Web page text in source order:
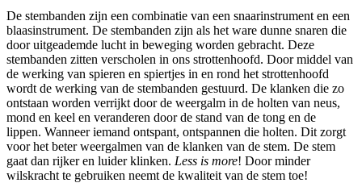
De stembanden zijn een combinatie van een snaarinstrument en een
blaasinstrument. De stembanden zijn als het ware dunne snaren die
door uitgeademde lucht in beweging worden gebracht. Deze
stembanden zitten verscholen in ons strottenhoofd. Door middel van
de werking van spieren en spiertjes in en rond het strottenhoofd
wordt de werking van de stembanden gestuurd. De klanken die zo
ontstaan worden verrijkt door de weergalm in de holten van neus,
mond en keel en veranderen door de stand van de tong en de
lippen. Wanneer iemand ontspant, ontspannen die holten. Dit zorgt
voor het beter weergalmen van de klanken van de stem. De stem
gaat dan rijker en luider klinken. Less is more! Door minder
wilskracht te gebruiken neemt de kwaliteit van de stem toe!